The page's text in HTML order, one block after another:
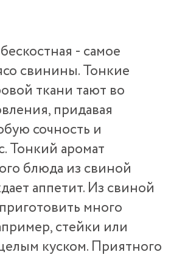
- самое
свинины. Тонкие
ткани тают во
придавая
сочность и
Тонкий аромат
блюда из свиной
аппетит. Из свиной
много
стейки или
куском. Приятного